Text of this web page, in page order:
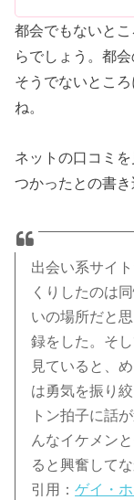
都会でもないと
らでしょう。都
そうでないとこ
ね。
ネットの口コミ
つかったとの書き
出会い系サイ
くりしたのは
いの場所だと
録をした。そ
見ていると、
は勇気を振り
トン拍子に話
んなイケメン
ると興奮して
引用：ゲイ・